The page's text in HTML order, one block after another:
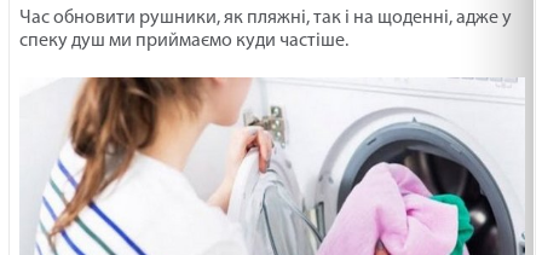
Час обновити рушники, як пляжні, так і на щоденні, адже у
спеку душ ми приймаємо куди частіше.